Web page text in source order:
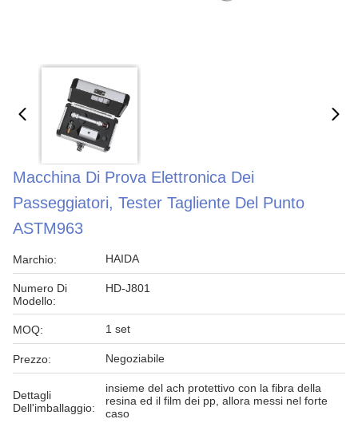
Macchina Di Prova Elettronica Dei
Passeggiatori, Tester Tagliente Del Punto
ASTM963
Marchio: HAIDA
Numero Di
Modello:
HD-J801
MOQ: 1 set
Prezzo: Negoziabile
Dettagli
Dell'imballaggio:
insieme del ach protettivo con la fibra della
resina ed il film dei pp, allora messi nel forte
caso